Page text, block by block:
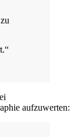
aufzuwerten: